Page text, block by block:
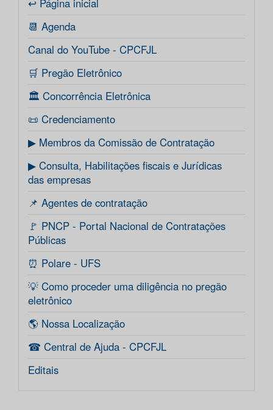
↩ Página inicial
📆 Agenda
Canal do YouTube - CPCFJL
🛒 Pregão Eletrônico
🏛️ Concorrência Eletrônica
📜 Credenciamento
▶ Membros da Comissão de Contratação
▶ Consulta, Habilitações fiscais e Jurídicas
das empresas
📌 Agentes de contratação
🚩 PNCP - Portal Nacional de Contratações
Públicas
⏰ Polare - UFS
💡 Como proceder uma diligência no pregão
eletrônico
🌎 Nossa Localização
☎ Central de Ajuda - CPCFJL
Editais